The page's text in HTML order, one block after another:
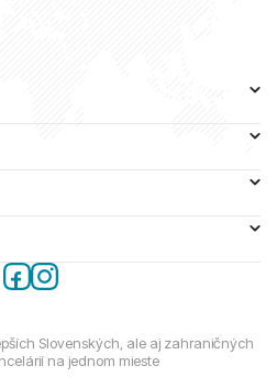
Slovenských, ale aj zahraničných
na jednom mieste